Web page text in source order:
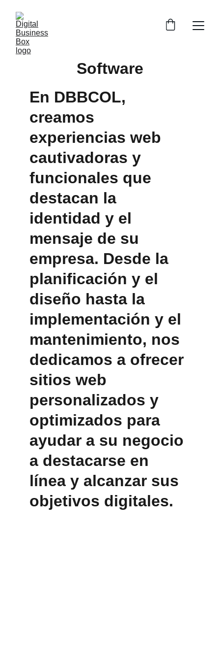
Software
En DBBCOL,
creamos
experiencias web
cautivadoras y
funcionales que
destacan la
identidad y el
mensaje de su
empresa. Desde la
planificación y el
diseño hasta la
implementación y el
mantenimiento, nos
dedicamos a ofrecer
sitios web
personalizados y
optimizados para
ayudar a su negocio
a destacarse en
línea y alcanzar sus
objetivos digitales.